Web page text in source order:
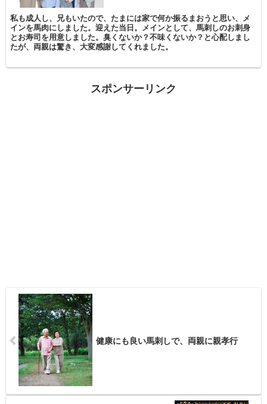
私も成人し、兄もいたので、たまには家で何か振るまおうと思い、メ
インを馬肉にしました。迎えた当日。メインとして、馬刺しのお刺身
とお寿司を用意しました。臭くないか？不味くないか？と心配しまし
たが、両親は驚き、大変感謝してくれました。
スポンサーリンク
健康にも良い馬刺しで、両親に親孝行